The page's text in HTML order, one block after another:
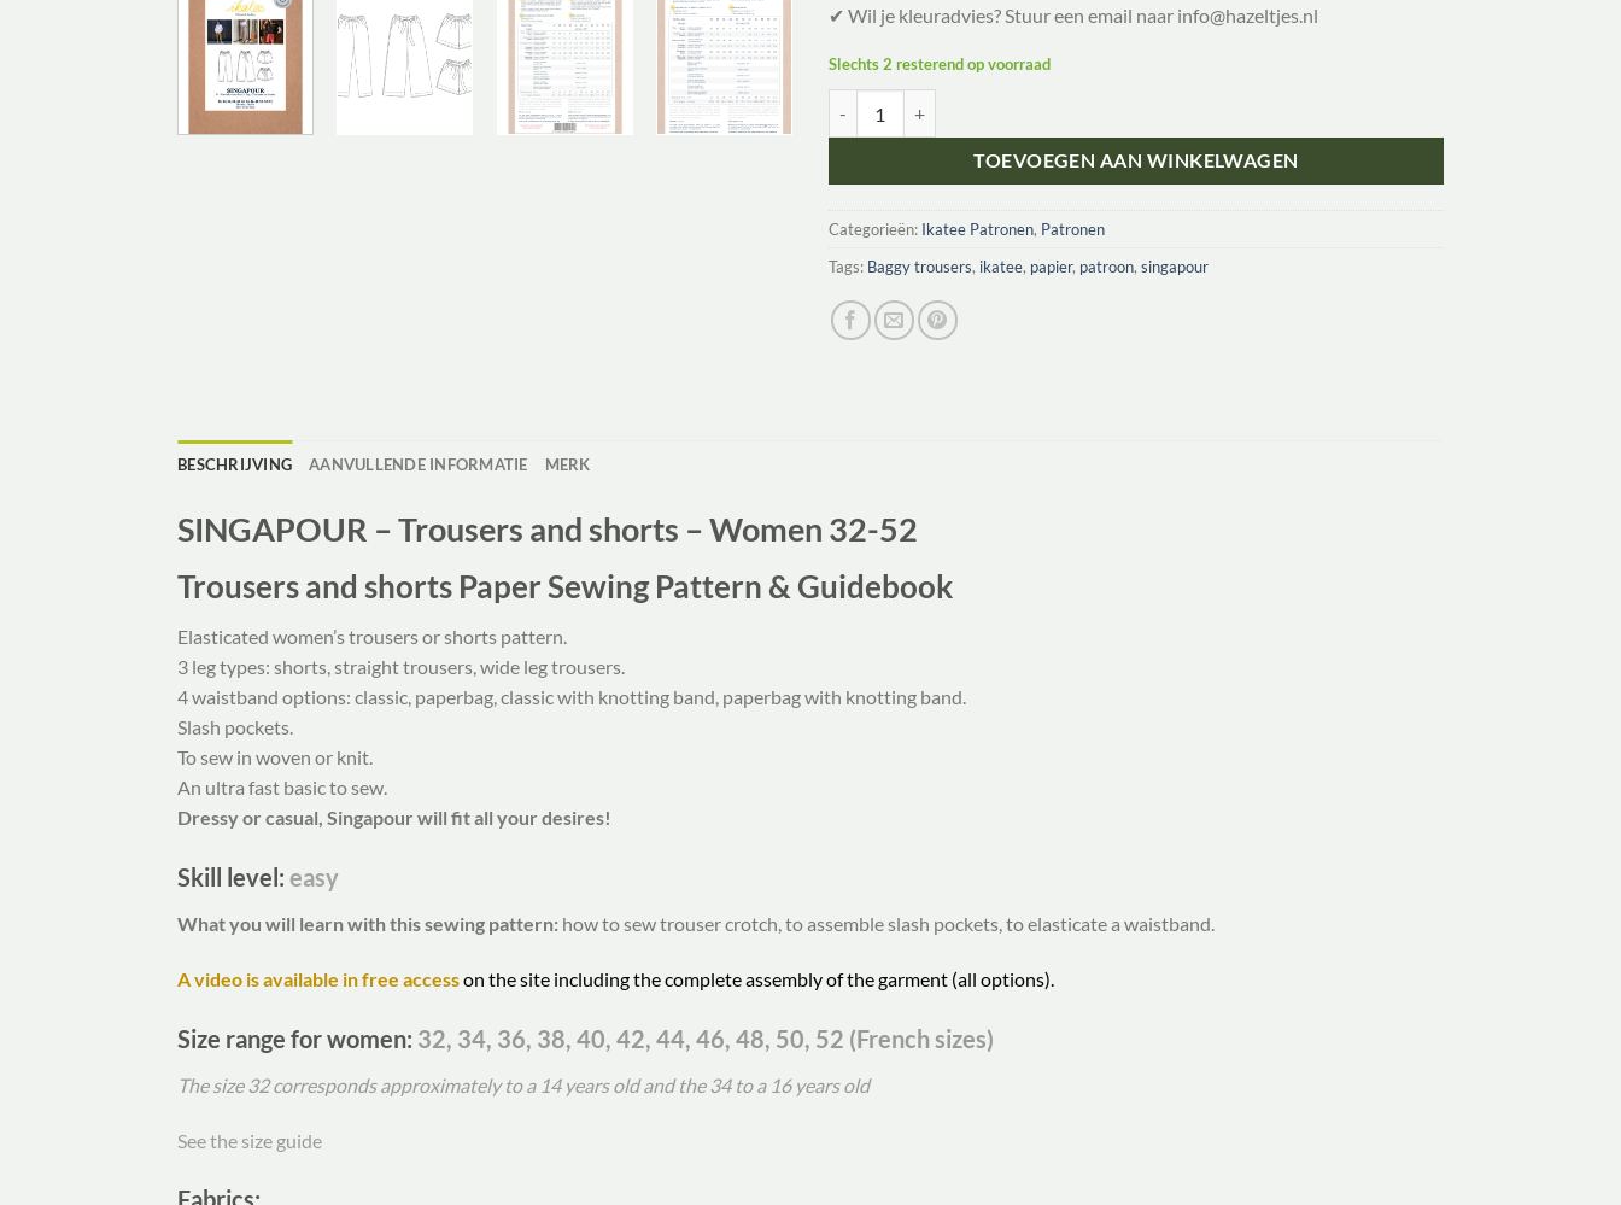
✔ Wil je kleuradvies? Stuur een email naar info@hazeltjes.nl
Slechts 2 resterend op voorraad
TOEVOEGEN AAN WINKELWAGEN
Categorieën: Ikatee Patronen, Patronen
Tags: Baggy trousers, ikatee, papier, patroon, singapour
BESCHRIJVING AANVULLENDE INFORMATIE MERK
SINGAPOUR – Trousers and shorts – Women 32-52
Trousers and shorts Paper Sewing Pattern & Guidebook
Elasticated women’s trousers or shorts pattern.
3 leg types: shorts, straight trousers, wide leg trousers.
4 waistband options: classic, paperbag, classic with knotting band, paperbag with knotting band.
Slash pockets.
To sew in woven or knit.
An ultra fast basic to sew.
Dressy or casual, Singapour will fit all your desires!
Skill level: easy
What you will learn with this sewing pattern: how to sew trouser crotch, to assemble slash pockets, to elasticate a waistband.
A video is available in free accesson the site including the complete assembly of the garment (all options).
Size range for women: 32, 34, 36, 38, 40, 42, 44, 46, 48, 50, 52 (French sizes)
The size 32 corresponds approximately to a 14 years old and the 34 to a 16 years old
See the size guide